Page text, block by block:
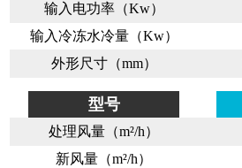
输入电功率（Kw）
输入冷冻水冷量（Kw）
外形尺寸（mm）
型号
处理风量（m²/h）
新风量（m²/h）